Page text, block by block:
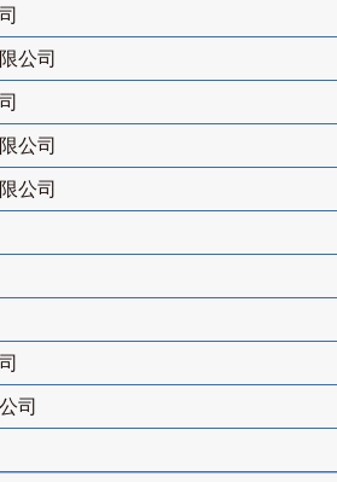
公司
公司
公司
司